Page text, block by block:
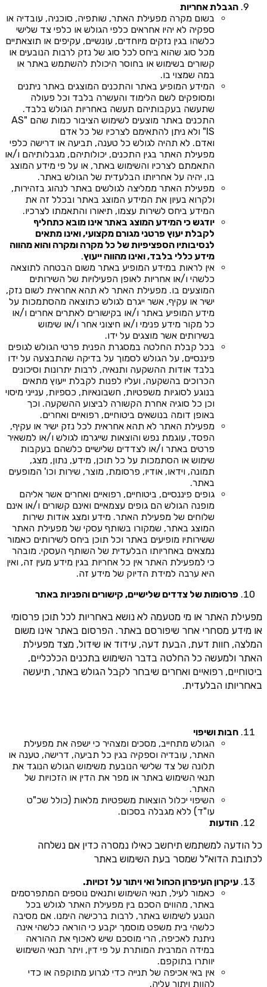
הגבלת אחריות
בשום מקרה מפעילת האתר, שותפיה, סוכניה, עובדיה או
ספקיה לא יהיו אחראים כלפי הגולש או כלפי צד שלישי
כלשהו בגין נזקים מיוחדים, עונשיים, עקיפים או תוצאתיים
מכל סוג שהוא ביחס לכל סוג של נזק לרבות הנובעים או
קשורים בשימוש או בחוסר היכולת להשתמש באתר או
במה שמצוי בו.
המידע המופיע באתר והתכנים המוצגים באתר ניתנים
ומסופקים לשם הלימוד והעשרה בלבד וכל פעולה
שתעשה בעקבותיהם תעשה באחריות הגולש בלבד.
התכנים באתר מוצעים לשימוש הציבור כמות שהם "AS
IS" ולא ניתן להתאימם לצרכיו של כל אדם
ואדם. לא תהיה לגולש כל טענה, תביעה או דרישה כלפי
מפעילת האתר בגין התכנים, יכולותיהם, מגבלותיהם ו/או
התאמתם לצרכיו והשימוש באתר, או על פי מידע המוצג
בו, יהיה על אחריותו הבלעדית של הגולש באתר.
מפעילת האתר ממליצה לגולשים באתר לנהוג בזהירות,
ולקרוא בעיון את המידע המוצג באתר ובכלל זה את
המידע ביחס לשירות עצמו, תיאורו והתאמתו לצרכיו.
יודגש כי המידע המוצג באתר אינו מובא כתחליף
לקבלת יעוץ פרטני מגורם מקצועי, ואינו מתאים
לנסיבותיו הספציפיות של כל מקרה ומקרה והוא מהווה
מידע כללי בלבד, ואינו מהווה ייעוץ.
אין לראות במידע המופיע באתר משום הבטחה לתוצאה
כלשהי ו/או אחריות לאופן הפעילויות של השירותים
המוצעים בו. מפעילת האתר לא תהא אחראית לשום נזק,
ישיר או עקיף, אשר ייגרם לגולש כתוצאה מהסתמכות על
מידע המופיע באתר ו/או בקישורים לאתרים אחרים ו/או
כל מקור מידע פנימי ו/או חיצוני אחר ו/או שימוש
בשירותים אשר מוצגים על ידו.
בכל קבלת החלטה במסגרת הפנית פרטי הגולש לגופים
פיננסיים, על הגולש לסמוך על בדיקה שהתבצעה על ידו
בלבד אודות ההשקעה ותנאיה, לרבות יתרונות וסיכונים
הכרוכים בהשקעה, ועליו לפנות לקבלת ייעוץ מתאים
בנוגע לסוגיות משפטיות, חשבונאיות, כספיות, ענייני מיסוי
וכן כל סוגיה אחרת הקשורה לביצוע ההשקעה. וכך
באופן דומה בנושאים ביטוחיים, רפואיים ואחרים.
מפעילת האתר לא תהא אחראית לכל נזק ישיר או עקיף,
הפסד, עוגמת נפש והוצאות שייגרמו לגולש ו/או למשאיר
פרטים באתר ו/או לצדדים שלישיים כלשהם בעקבות
שימוש או הסתמכות על כל תוכן, מידע, נתון, מצג,
תמונה, וידאו, אודיו, פרסומת, מוצר, שירות וכו' המופעים
באתר.
גופים פיננסיים, ביטוחיים, רפואיים ואחרים אשר אליהם
מופנה הגולש הם גופים עצמאיים ואינם קשורים ו/או אינם
שלוחים של מפעילת האתר. מידע ומצג אודות שירות
המוצג באתר, שמקורו בשותף עסקי של מפעילת האתר
ששירותיו מופיעים באתר וכל תוכן ביחס לשירותים כאמור
נמצאים באחריותו הבלעדית של השותף העסקי. מובהר
כי למפעילת האתר אין כל אחריות בגין מידע מעין זה, ואין
היא ערבה למידת הדיוק של מידע זה.
פרסומות של צדדים שלישיים, קישורים והפניות באתר
מפעילת האתר או מי מטעמה לא נושא באחריות לכל תוכן פרסומי
או מידע מסחרי אחר שיפורסם באתר. הפרסום באתר אינו משום
המלצה, חוות דעת, הבעת דעה, עידוד או שידול, מצד מפעילת
האתר ולמעשה כל החלטה בדבר השימוש בתכנים הכלכליים,
ביטוחיים, רפואיים ואחרים שיבחר לקבל הגולש באתר, תיעשה
באחריותו הבלעדית.
חבות ושיפוי
הגולש מתחייב, מסכים ומצהיר כי ישפה את מפעילת
האתר, עובדיה וספקיה בגין כל תביעה, דרישה, טענה או
תלונה של צד שלישי הנובעת משימוש הגולש הנוגד את
תנאי השימוש באתר או מפר את הדין או הזכויות של
האתר.
השיפוי יכלול הוצאות משפטיות מלאות (כולל שכ"ט
עו"ד) ללא מגבלה בסכום.
הודעות
כל הודעה למשתמש תיחשב כאילו נמסרה כדין אם נשלחה
לכתובת הדוא"ל שמסר בעת השימוש באתר
עיקרון העיפרון הכחול ואי ויתור על זכויות.
כאמור לעיל, תנאי השימוש ותנאים נוספים המתפרסמים
באתר, מהווים הסכם בין מפעילת האתר לגולש בכל
הנוגע לשימוש באתר, לרבות ברכישה הימנו. אם מסיבה
כלשהי בית משפט מוסמך יקבע כי הוראה כלשהי אינה
ניתנת לאכיפה, הרי מוסכם שיש לאכוף את ההוראה
במידה המרבית המותרת על פי דין, ויתר תנאי השימוש
יוותרו בתוקפם.
אין באי אכיפה של תנייה כדי לגרוע מתוקפה או כדי
להוות ויתור עליה.